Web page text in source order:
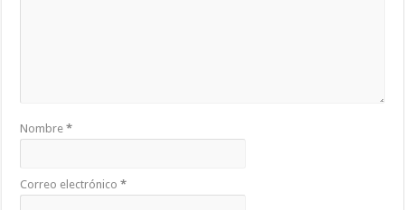
Nombre*
Correo electrónico*